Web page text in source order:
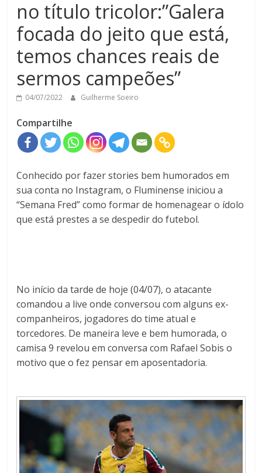
no título tricolor:”Galera
focada do jeito que está,
temos chances reais de
sermos campeões”
04/07/2022 Guilherme Soeiro
Compartilhe
Conhecido por fazer stories bem humorados em
sua conta no Instagram, o Fluminense iniciou a
“Semana Fred” como formar de homenagear o ídolo
que está prestes a se despedir do futebol.
No início da tarde de hoje (04/07), o atacante
comandou a live onde conversou com alguns ex-
companheiros, jogadores do time atual e
torcedores. De maneira leve e bem humorada, o
camisa 9 revelou em conversa com Rafael Sobis o
motivo que o fez pensar em aposentadoria.